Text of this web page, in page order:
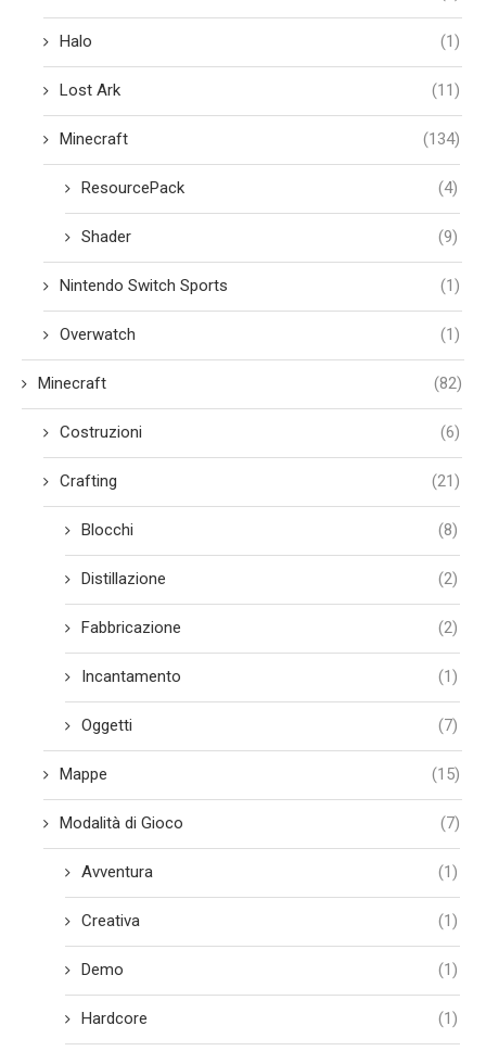
Halo (1)
Lost Ark (11)
Minecraft (134)
ResourcePack (4)
Shader (9)
Nintendo Switch Sports (1)
Overwatch (1)
Minecraft (82)
Costruzioni (6)
Crafting (21)
Blocchi (8)
Distillazione (2)
Fabbricazione (2)
Incantamento (1)
Oggetti (7)
Mappe (15)
Modalità di Gioco (7)
Avventura (1)
Creativa (1)
Demo (1)
Hardcore (1)